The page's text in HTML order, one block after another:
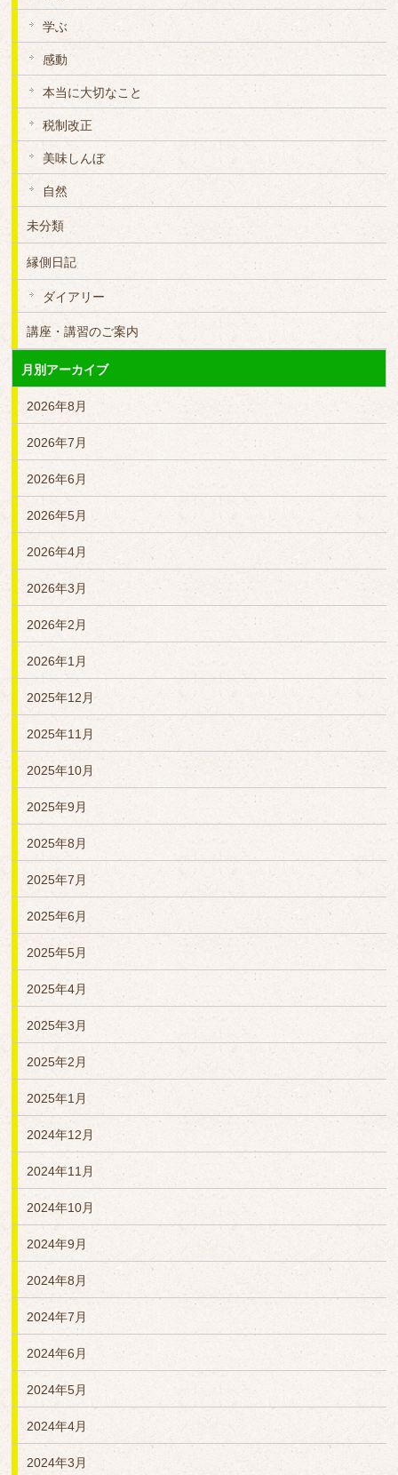
学ぶ
感動
本当に大切なこと
税制改正
美味しんぼ
自然
未分類
縁側日記
ダイアリー
講座・講習のご案内
月別アーカイブ
2026年8月
2026年7月
2026年6月
2026年5月
2026年4月
2026年3月
2026年2月
2026年1月
2025年12月
2025年11月
2025年10月
2025年9月
2025年8月
2025年7月
2025年6月
2025年5月
2025年4月
2025年3月
2025年2月
2025年1月
2024年12月
2024年11月
2024年10月
2024年9月
2024年8月
2024年7月
2024年6月
2024年5月
2024年4月
2024年3月